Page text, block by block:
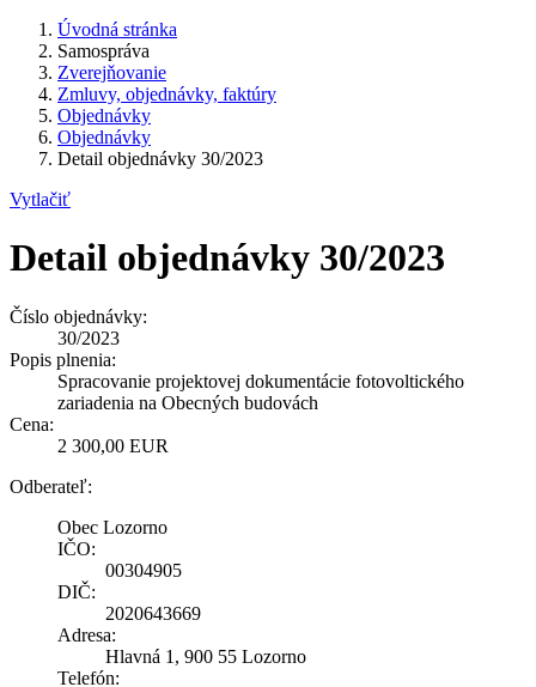
Úvodná stránka
Samospráva
Zverejňovanie
Zmluvy, objednávky, faktúry
Objednávky
Objednávky
Detail objednávky 30/2023
Vytlačiť
Detail objednávky 30/2023
Číslo objednávky:
30/2023
Popis plnenia:
Spracovanie projektovej dokumentácie fotovoltického
zariadenia na Obecných budovách
Cena:
2 300,00 EUR
Odberateľ:
Obec Lozorno
IČO:
00304905
DIČ:
2020643669
Adresa:
Hlavná 1, 900 55 Lozorno
Telefón: